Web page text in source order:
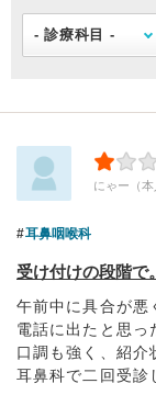
にゃー（本
耳鼻咽喉科
受け付けの段階で
午前中に具合が悪
電話に出たと思っ
口調も強く、紹介
耳鼻科で二回受診